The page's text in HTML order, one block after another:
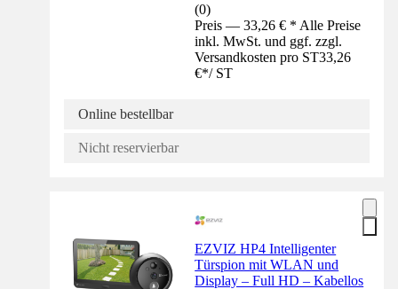
(0)
Preis — 33,26 € * Alle Preise
inkl. MwSt. und ggf. zzgl.
Versandkosten pro ST33,26
€*/ ST
Online bestellbar
Nicht reservierbar
EZVIZ HP4 Intelligenter
Türspion mit WLAN und
Display – Full HD – Kabellos